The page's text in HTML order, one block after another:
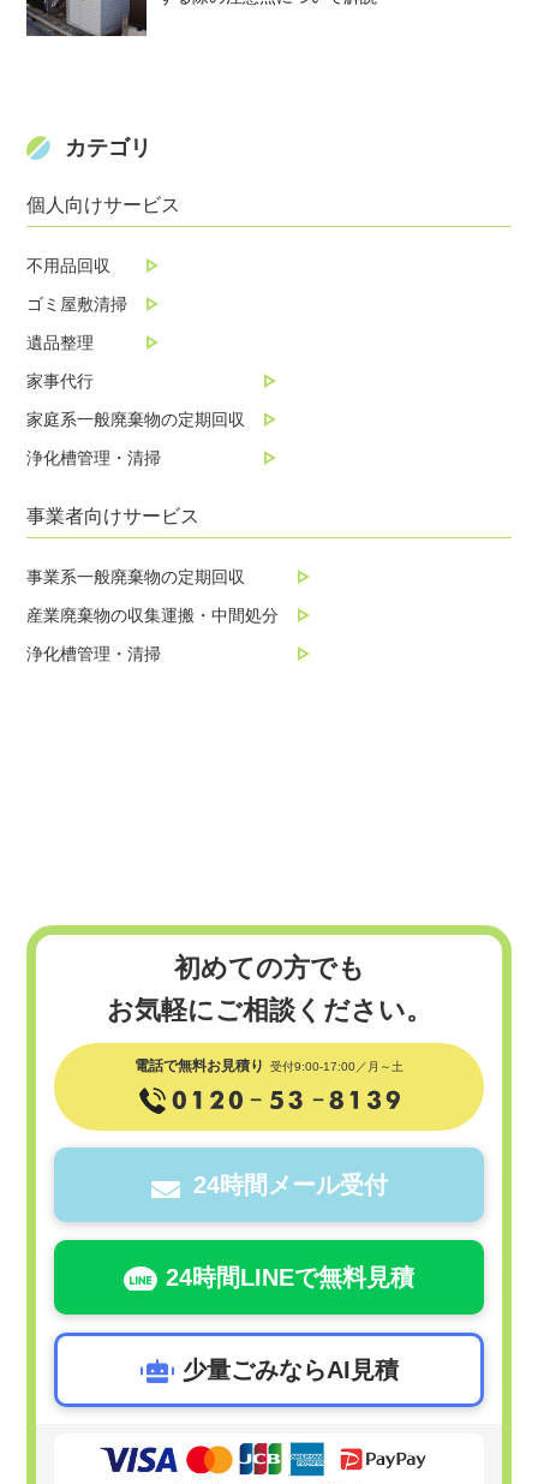
カテゴリ
個人向けサービス
不用品回収
ゴミ屋敷清掃
遺品整理
家事代行
家庭系一般廃棄物の定期回収
浄化槽管理・清掃
事業者向けサービス
事業系一般廃棄物の定期回収
産業廃棄物の収集運搬・中間処分
浄化槽管理・清掃
初めての方でも
お気軽にご相談ください。
電話で無料お見積り 受付9:00-17:00／月～土
24時間メール受付
24時間LINEで無料見積
少量ごみならAI見積